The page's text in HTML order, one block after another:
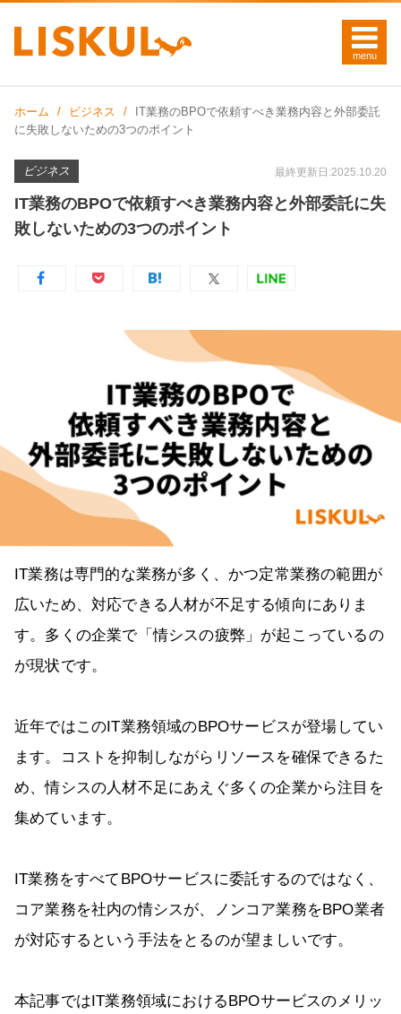
ホーム ビジネス
IT業務のBPOで依頼すべき業務内容と外部委託
に失敗しないための3つのポイント
ビジネス 最終更新日:2025.10.20
IT業務のBPOで依頼すべき業務内容と外部委託に失
敗しないための3つのポイント
IT業務は専門的な業務が多く、かつ定常業務の範囲が
広いため、対応できる人材が不足する傾向にありま
す。多くの企業で「情シスの疲弊」が起こっているの
が現状です。
近年ではこのIT業務領域のBPOサービスが登場してい
ます。コストを抑制しながらリソースを確保できるた
め、情シスの人材不足にあえぐ多くの企業から注目を
集めています。
IT業務をすべてBPOサービスに委託するのではなく、
コア業務を社内の情シスが、ノンコア業務をBPO業者
が対応するという手法をとるのが望ましいです。
本記事ではIT業務領域におけるBPOサービスのメリッ